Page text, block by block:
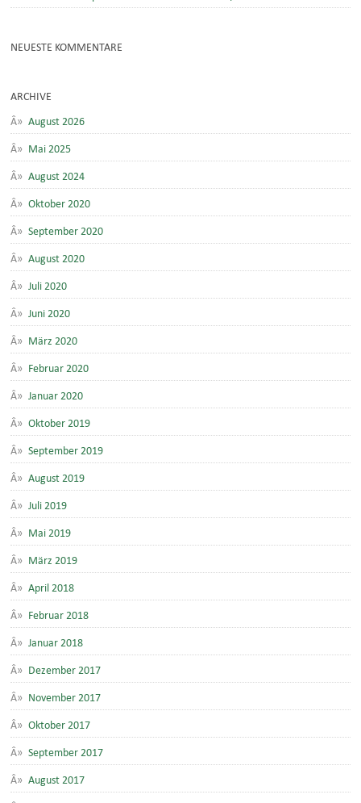
NEUESTE KOMMENTARE
ARCHIVE
August 2026
Mai 2025
August 2024
Oktober 2020
September 2020
August 2020
Juli 2020
Juni 2020
März 2020
Februar 2020
Januar 2020
Oktober 2019
September 2019
August 2019
Juli 2019
Mai 2019
März 2019
April 2018
Februar 2018
Januar 2018
Dezember 2017
November 2017
Oktober 2017
September 2017
August 2017